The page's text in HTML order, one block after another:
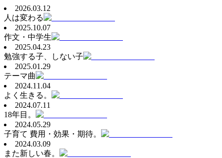
2026.03.12
人は変わる
2025.10.07
作文・中学生
2025.04.23
勉強する子、しない子
2025.01.29
テーマ曲
2024.11.04
よく生きる。
2024.07.11
18年目。
2024.05.29
子育て 費用・効果・期待。
2024.03.09
また新しい春。